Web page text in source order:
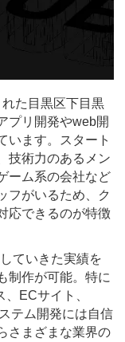
た目黒区下目黒
プリ開発やweb開
います。スタート
技術力のあるメン
ーム系の会社など
フがいるため、ク
応できるのが特徴
ていきた実績を
制作が可能。特に
ECサイト、
テム開発には自信
さまざまな業界の